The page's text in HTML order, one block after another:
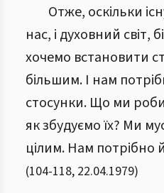
Отже, оскільки
нас, і духовний світ,
хочемо встановити
більшим. І нам
стосунки. Що ми
як збудуємо їх? Ми
цілим. Нам потрібно
(104-118, 22.04.1979)